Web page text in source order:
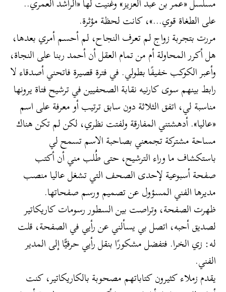
على الطغاة قوي…»، كانت لحظة مؤثرة.
مررت بتجربة زواج لم تعرف النجاح، لم أحسم أمري بعدها،
هل أكرر المحاولة أم من تمام العقل أن أحمد ربنا على النجاة،
وأعبر الكوكب خفيفًا بطولي. في فترة قصيرة فاتحني أصدقاء لا
رابط بينهم سوى كارنيه نقابة الصحفيين في ترشيح فتاة يرونها
مناسبة لي، اتفق الثلاثة دون سابق ترتيب أو معرفة على اسم
«عاليا». أدهشتني المفارقة ولفتت نظري، لكن لم تكن هناك
مساحة مشتركة تجمعني بصاحبة الاسم تسمح لي
باستكشاف ما وراء الترشيح، حتى طُلب مني أن أكتب
صفحة أسبوعية لإحدى الصحف التي تشغل عاليا منصب
مديرها الفني المسؤول عن تصميم ورسم صفحاتها.
ظهرت الصفحة، وتراصت بين السطور رسومات كاريكاتير
لصديق أحبه، اتصل بي يسألني عن رأيي في الصفحة، قلت
له: زي الخرا. فتفضل مشكورًا بنقل رأيي حرفيًّا إلى المدير
الفني.
يقدم زملاء كثيرون كتاباتهم مصحوبة بالكاريكاتير، كنت